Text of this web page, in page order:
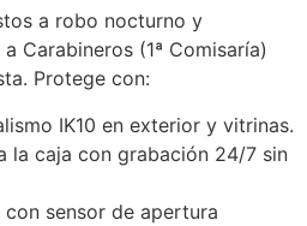
a robo nocturno y
Carabineros (1ª Comisaría)
Protege con:
IK10 en exterior y vitrinas.
la caja con grabación 24/7 sin
sensor de apertura